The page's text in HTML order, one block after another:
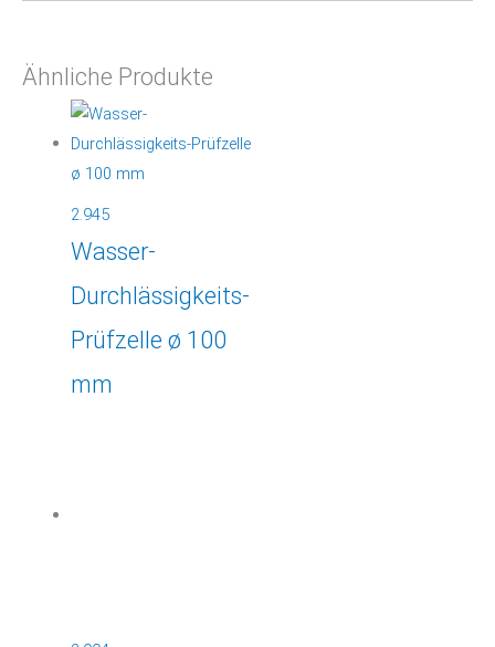
Ähnliche Produkte
2.945
Wasser-
Durchlässigkeits-
Prüfzelle ø 100
mm